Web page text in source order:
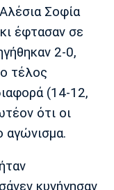
Σοφία
έφτασαν σε
2-0,
τέλος
(14-12,
ότι οι
αγώνισμα.
κυνήγησαν